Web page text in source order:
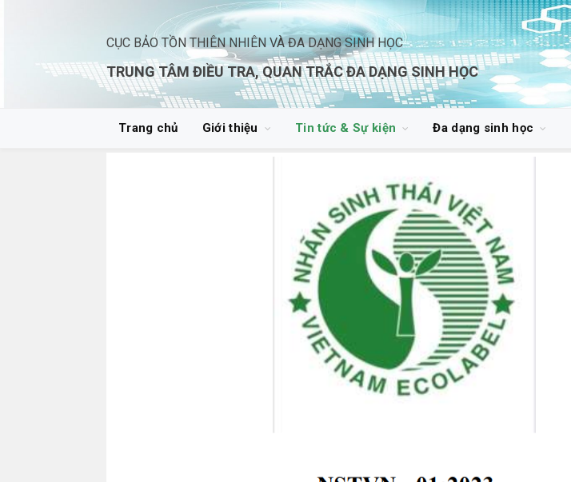
CỤC BẢO TỒN THIÊN NHIÊN VÀ ĐA DẠNG SINH HỌC
TRUNG TÂM ĐIỀU TRA, QUAN TRẮC ĐA DẠNG SINH HỌC
Trang chủ Giới thiệu Tin tức & Sự kiện Đa dạng sinh học